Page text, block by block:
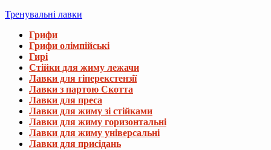
Тренувальні лавки
Грифи
Грифи олімпійські
Гирі
Стійки для жиму лежачи
Лавки для гіперекстензії
Лавки з партою Скотта
Лавки для преса
Лавки для жиму зі стійками
Лавки для жиму горизонтальні
Лавки для жиму універсальні
Лавки для присідань